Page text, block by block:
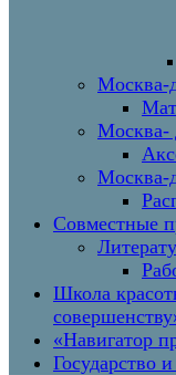
Москва-
Москва-
Москва-
Совместные
Школа
«Навигатор
Государство